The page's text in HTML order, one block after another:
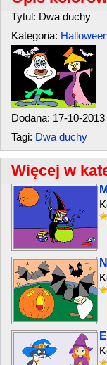
Tytul: Dwa duchy
Kategoria:
Dodana: 17-10-2013
Tagi: Dwa duchy
Więcej w